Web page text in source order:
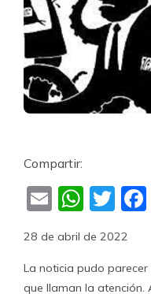
Compartir:
Email
28 de abril de 2022
La noticia pudo
que llaman la atención.